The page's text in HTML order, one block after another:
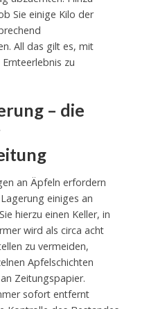
Sie einige Kilo der
All das gilt es, mit
zu
– die
an Äpfeln erfordern
einiges an
hierzu einen Keller, in
wird als circa acht
zu vermeiden,
Apfelschichten
Zeitungspapier.
sofort entfernt